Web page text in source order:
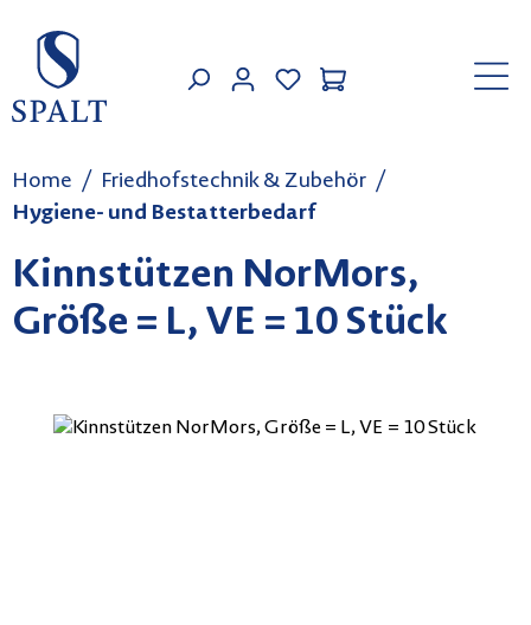
Zum Hauptinhalt springen
MEIN KONTO
Home
Friedhofstechnik & Zubehör
Hygiene- und Bestatterbedarf
Kinnstützen NorMors,
Größe = L, VE = 10 Stück